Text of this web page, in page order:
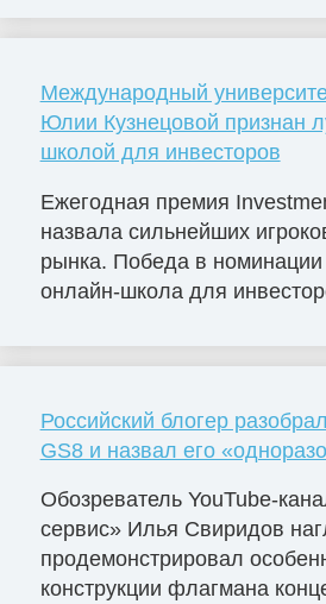
Международный
Юлии Кузнецовой признан
школой для инвесторов
Ежегодная премия
назвала сильнейших
рынка. Победа в
онлайн-школа для
Российский блогер
GS8 и назвал его
Обозреватель YouTube-
сервис» Илья Свиридов
продемонстрировал
конструкции флагмана